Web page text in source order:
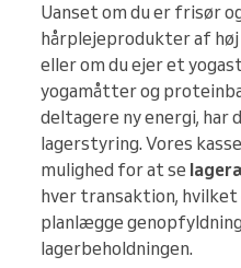
Uanset om du er frisør
hårplejeprodukter af
eller om du ejer et
yogamåtter og
deltagere ny energi,
lagerstyring. Vores
mulighed for at se
hver transaktion,
planlægge
lagerbeholdningen.